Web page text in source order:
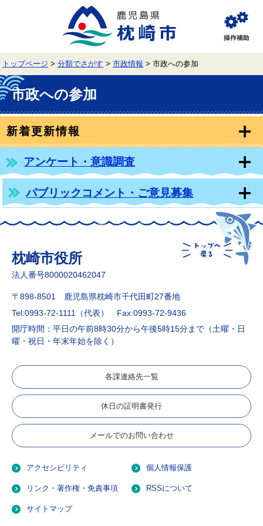
で
す。
ば
し
て
本
文
覧
補
トップページ > 分類でさがす > 市政情報 > 市政への参加
本
文 市政への参加
新着更新情報
アンケート・意識調査
パブリックコメント・ご意見募集
枕崎市役所
法人番号8000020462047
〒898-8501 鹿児島県枕崎市千代田町27番地
Tel:0993-72-1111（代表）
Fax:0993-72-9436
開庁時間：平日の午前8時30分から午後5時15分まで（土曜・日
曜・祝日・年末年始を除く）
各課連絡先一覧
休日の証明書発行
メールでのお問い合わせ
アクセシビリティ 個人情報保護
リンク・著作権・免責事項 RSSについて
サイトマップ